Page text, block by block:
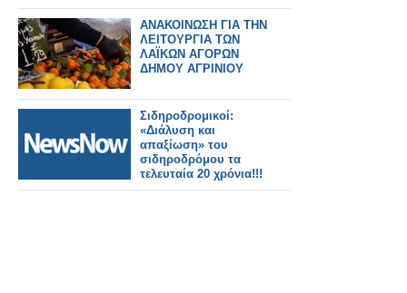
ΑΝΑΚΟΙΝΩΣΗ ΓΙΑ ΤΗΝ
ΛΕΙΤΟΥΡΓΙΑ ΤΩΝ
ΛΑΪΚΩΝ ΑΓΟΡΩΝ
ΔΗΜΟΥ ΑΓΡΙΝΙΟΥ
Σιδηροδρομικοί:
«Διάλυση και
απαξίωση» του
σιδηροδρόμου τα
τελευταία 20 χρόνια!!!